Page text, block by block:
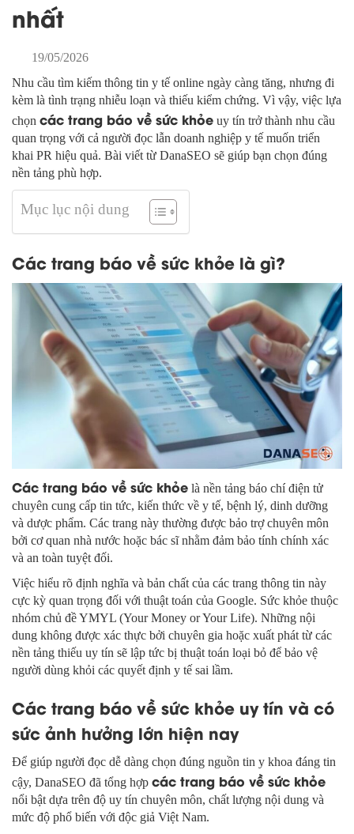
nhất
19/05/2026
Nhu cầu tìm kiếm thông tin y tế online ngày càng tăng, nhưng đi
kèm là tình trạng nhiễu loạn và thiếu kiểm chứng. Vì vậy, việc lựa
chọn các trang báo về sức khỏe uy tín trở thành nhu cầu
quan trọng với cả người đọc lẫn doanh nghiệp y tế muốn triển
khai PR hiệu quả. Bài viết từ DanaSEO sẽ giúp bạn chọn đúng
nền tảng phù hợp.
Mục lục nội dung
Các trang báo về sức khỏe là gì?
Các trang báo về sức khỏe là nền tảng báo chí điện tử
chuyên cung cấp tin tức, kiến thức về y tế, bệnh lý, dinh dưỡng
và dược phẩm. Các trang này thường được bảo trợ chuyên môn
bởi cơ quan nhà nước hoặc bác sĩ nhằm đảm bảo tính chính xác
và an toàn tuyệt đối.
Việc hiểu rõ định nghĩa và bản chất của các trang thông tin này
cực kỳ quan trọng đối với thuật toán của Google. Sức khỏe thuộc
nhóm chủ đề YMYL (Your Money or Your Life). Những nội
dung không được xác thực bởi chuyên gia hoặc xuất phát từ các
nền tảng thiếu uy tín sẽ lập tức bị thuật toán loại bỏ để bảo vệ
người dùng khỏi các quyết định y tế sai lầm.
Các trang báo về sức khỏe uy tín và có
sức ảnh hưởng lớn hiện nay
Để giúp người đọc dễ dàng chọn đúng nguồn tin y khoa đáng tin
cậy, DanaSEO đã tổng hợp các trang báo về sức khỏe
nổi bật dựa trên độ uy tín chuyên môn, chất lượng nội dung và
mức độ phổ biến với độc giả Việt Nam.